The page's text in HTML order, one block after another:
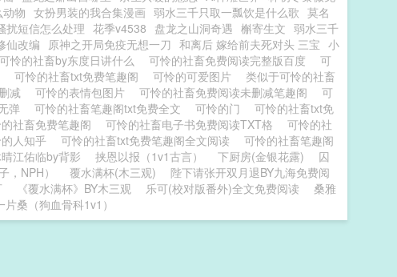
物 女扮男装的我合集漫画 弱水三千只取一瓢饮是什么歌 莫名
扰短信怎么处理 花季v4538 盘龙之山洞奇遇 槲寄生文 弱水三千
仙改编 原神之开局免疫无想一刀 和离后 嫁给前夫死对头 三宝 小
可怜的社畜by东度日讲什么 可怜的社畜免费阅读完整版百度
可
可怜的社畜txt免费笔趣阁 可怜的可爱图片
类似于可怜的社畜
减 可怜的表情包图片 可怜的社畜免费阅读未删减笔趣阁
可
弹 可怜的社畜笔趣阁txt免费全文 可怜的门
可怜的社畜txt免
社畜免费笔趣阁 可怜的社畜电子书免费阅读TXT格
可怜的社
人知乎 可怜的社畜txt免费笔趣阁全文阅读
可怜的社畜笔趣阁
江佑临by背影 挟恩以报（1v1古言） 下厨房(金银花露)
囚
，NPH） 覆水满杯(木三观)
陛下请张开双月退BY九海免费阅
《覆水满杯》BY木三观 乐可(校对版番外)全文免费阅读
桑雅
片桑（狗血骨科1v1）